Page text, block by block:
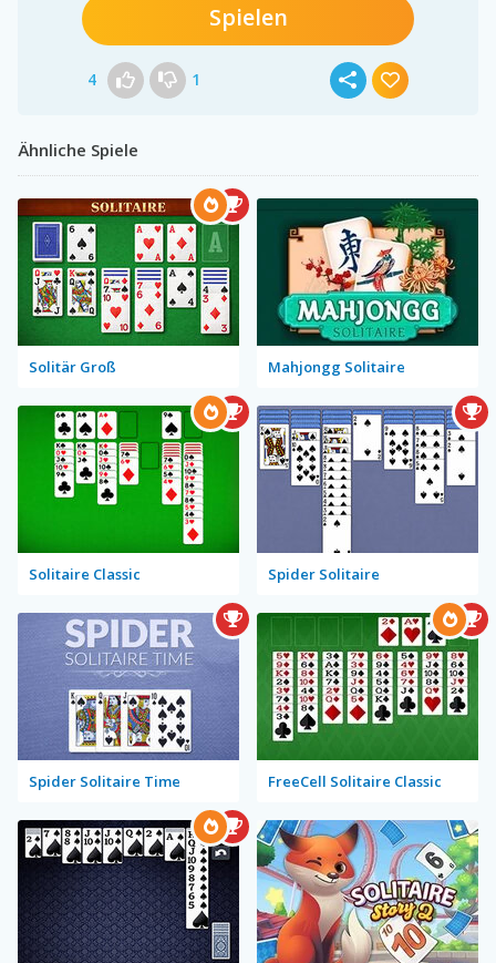
Spielen
4 1
Ähnliche Spiele
Solitär Groß Mahjongg Solitaire
Solitaire Classic Spider Solitaire
Spider Solitaire Time FreeCell Solitaire Classic